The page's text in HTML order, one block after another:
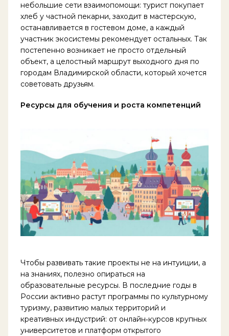
небольшие сети взаимопомощи: турист покупает
хлеб у частной пекарни, заходит в мастерскую,
останавливается в гостевом доме, а каждый
участник экосистемы рекомендует остальных. Так
постепенно возникает не просто отдельный
объект, а целостный маршрут выходного дня по
городам Владимирской области, который хочется
советовать друзьям.
Ресурсы для обучения и роста компетенций
Чтобы развивать такие проекты не на интуиции, а
на знаниях, полезно опираться на
образовательные ресурсы. В последние годы в
России активно растут программы по культурному
туризму, развитию малых территорий и
креативных индустрий: от онлайн‑курсов крупных
университетов и платформ открытого